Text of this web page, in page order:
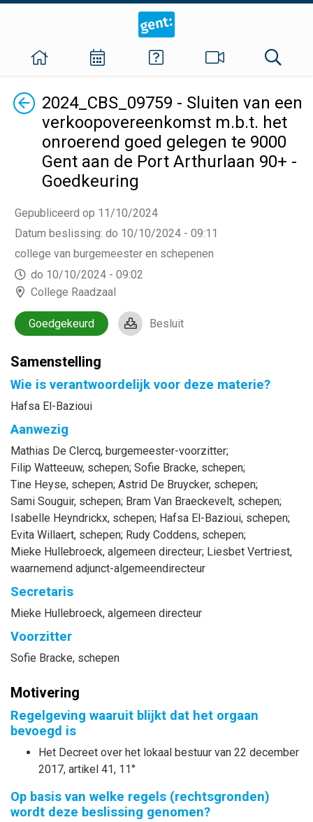
Terug2024_CBS_09759 - Sluiten van een
verkoopovereenkomst m.b.t. het
onroerend goed gelegen te 9000
Gent aan de Port Arthurlaan 90+ -
Goedkeuring
Gepubliceerd op 11/10/2024
Datum beslissing: do 10/10/2024 - 09:11
college van burgemeester en schepenen
do 10/10/2024 - 09:02
College Raadzaal
Goedgekeurd Besluit
Samenstelling
Wie is verantwoordelijk voor deze materie?
Hafsa El-Bazioui
Aanwezig
Mathias De Clercq, burgemeester-voorzitter;
Filip Watteeuw, schepen; Sofie Bracke, schepen;
Tine Heyse, schepen; Astrid De Bruycker, schepen;
Sami Souguir, schepen; Bram Van Braeckevelt, schepen;
Isabelle Heyndrickx, schepen; Hafsa El-Bazioui, schepen;
Evita Willaert, schepen; Rudy Coddens, schepen;
Mieke Hullebroeck, algemeen directeur; Liesbet Vertriest,
waarnemend adjunct-algemeendirecteur
Secretaris
Mieke Hullebroeck, algemeen directeur
Voorzitter
Sofie Bracke, schepen
Motivering
Regelgeving waaruit blijkt dat het orgaan
bevoegd is
Het Decreet over het lokaal bestuur van 22 december
2017, artikel 41, 11°
Op basis van welke regels (rechtsgronden)
wordt deze beslissing genomen?